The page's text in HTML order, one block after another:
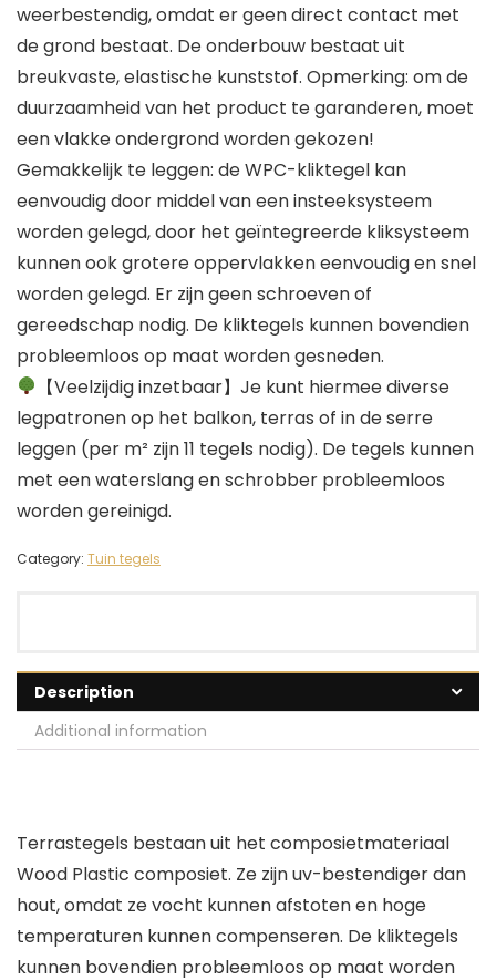
weerbestendig, omdat er geen direct contact met
de grond bestaat. De onderbouw bestaat uit
breukvaste, elastische kunststof. Opmerking: om de
duurzaamheid van het product te garanderen, moet
een vlakke ondergrond worden gekozen!
Gemakkelijk te leggen: de WPC-kliktegel kan
eenvoudig door middel van een insteeksysteem
worden gelegd, door het geïntegreerde kliksysteem
kunnen ook grotere oppervlakken eenvoudig en snel
worden gelegd. Er zijn geen schroeven of
gereedschap nodig. De kliktegels kunnen bovendien
probleemloos op maat worden gesneden.
【Veelzijdig inzetbaar】Je kunt hiermee diverse
legpatronen op het balkon, terras of in de serre
leggen (per m² zijn 11 tegels nodig). De tegels kunnen
met een waterslang en schrobber probleemloos
worden gereinigd.
Category: Tuin tegels
Description
Additional information
Terrastegels bestaan uit het composietmateriaal
Wood Plastic composiet. Ze zijn uv-bestendiger dan
hout, omdat ze vocht kunnen afstoten en hoge
temperaturen kunnen compenseren. De kliktegels
kunnen bovendien probleemloos op maat worden